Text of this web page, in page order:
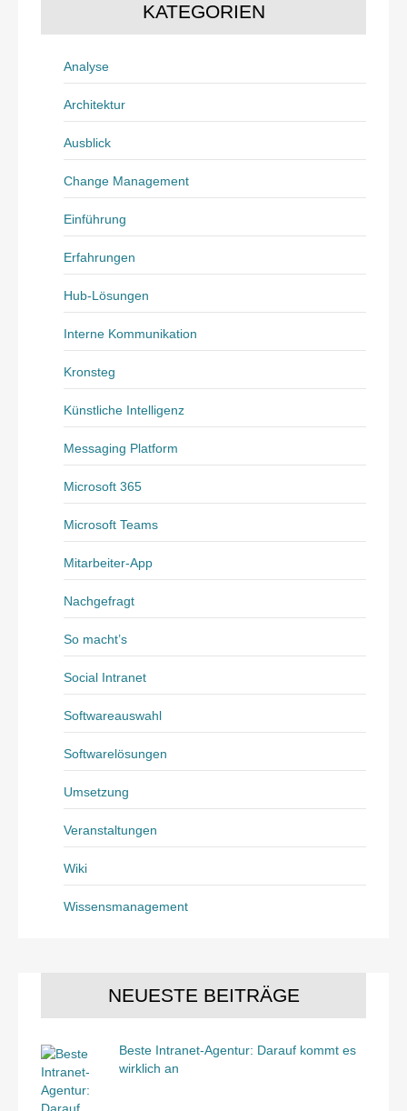
KATEGORIEN
Analyse
Architektur
Ausblick
Change Management
Einführung
Erfahrungen
Hub-Lösungen
Interne Kommunikation
Kronsteg
Künstliche Intelligenz
Messaging Platform
Microsoft 365
Microsoft Teams
Mitarbeiter-App
Nachgefragt
So macht’s
Social Intranet
Softwareauswahl
Softwarelösungen
Umsetzung
Veranstaltungen
Wiki
Wissensmanagement
NEUESTE BEITRÄGE
Beste Intranet-Agentur: Darauf kommt es
wirklich an